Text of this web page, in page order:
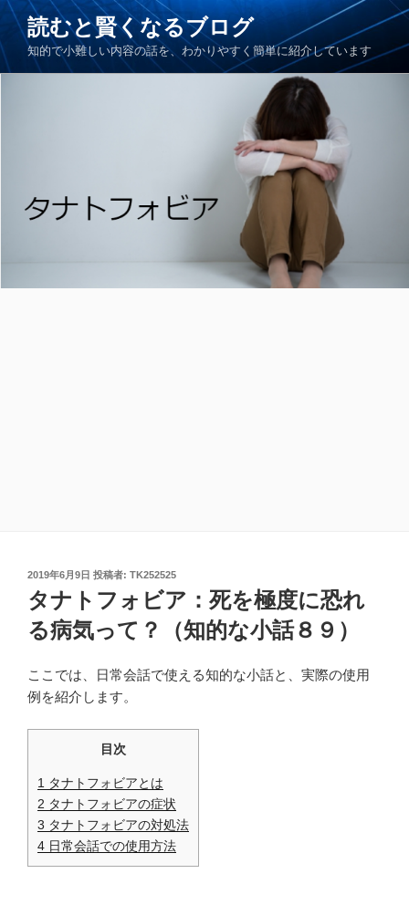
コ
テ
ン
読むと賢くなるブログ
知的で小難しい内容の話を、わかりやすく簡単に紹介しています
投
稿
日:
2019年6月9日 投稿者: TK252525
タナトフォビア：死を極度に恐れ
る病気って？（知的な小話８９）
ここでは、日常会話で使える知的な小話と、実際の使用
例を紹介します。
目次
1 タナトフォビアとは
2 タナトフォビアの症状
3 タナトフォビアの対処法
4 日常会話での使用方法